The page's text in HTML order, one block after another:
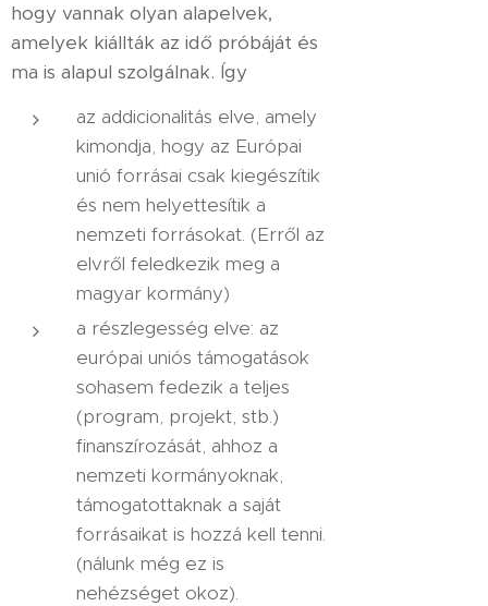
hogy vannak olyan alapelvek,
amelyek kiállták az idő próbáját és
ma is alapul szolgálnak. Így
az addicionalitás elve, amely
kimondja, hogy az Európai
unió forrásai csak kiegészítik
és nem helyettesítik a
nemzeti forrásokat. (Erről az
elvről feledkezik meg a
magyar kormány)
a részlegesség elve: az
európai uniós támogatások
sohasem fedezik a teljes
(program, projekt, stb.)
finanszírozását, ahhoz a
nemzeti kormányoknak,
támogatottaknak a saját
forrásaikat is hozzá kell tenni.
(nálunk még ez is
nehézséget okoz).